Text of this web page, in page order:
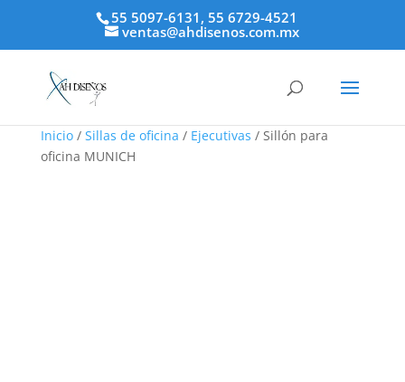
55 5097-6131, 55 6729-4521
ventas@ahdisenos.com.mx
Inicio/ Sillas de oficina / Ejecutivas / Sillón para
oficina MUNICH